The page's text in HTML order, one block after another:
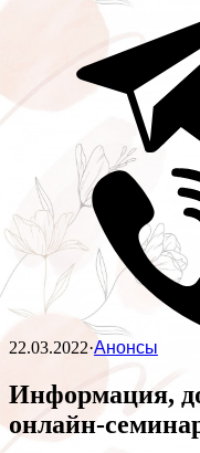
22.03.2022·Анонсы
Информация,
онлайн-